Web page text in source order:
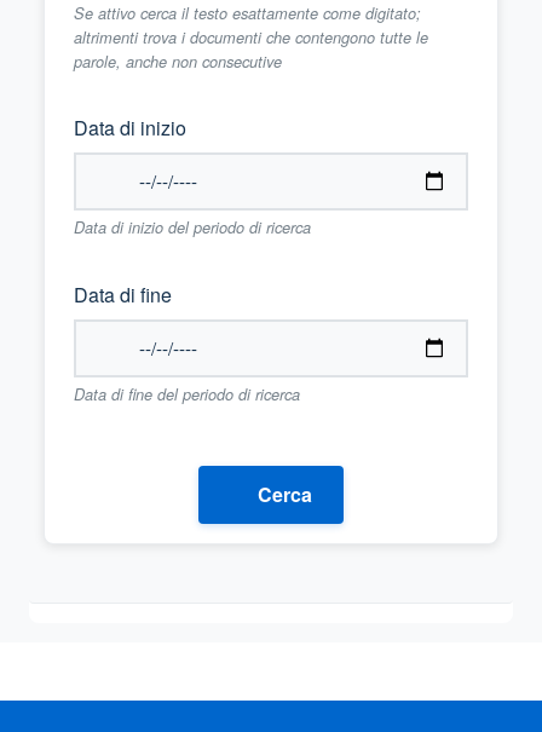
Se attivo cerca il testo esattamente come digitato;
altrimenti trova i documenti che contengono tutte le
parole, anche non consecutive
Data di inizio
Data di inizio del periodo di ricerca
Data di fine
Data di fine del periodo di ricerca
Cerca